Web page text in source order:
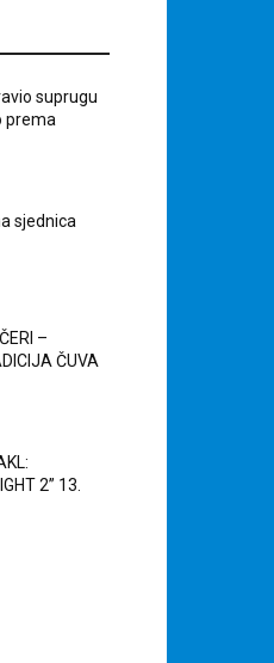
suprugu
prema
sjednica
–
ČUVA
2” 13.